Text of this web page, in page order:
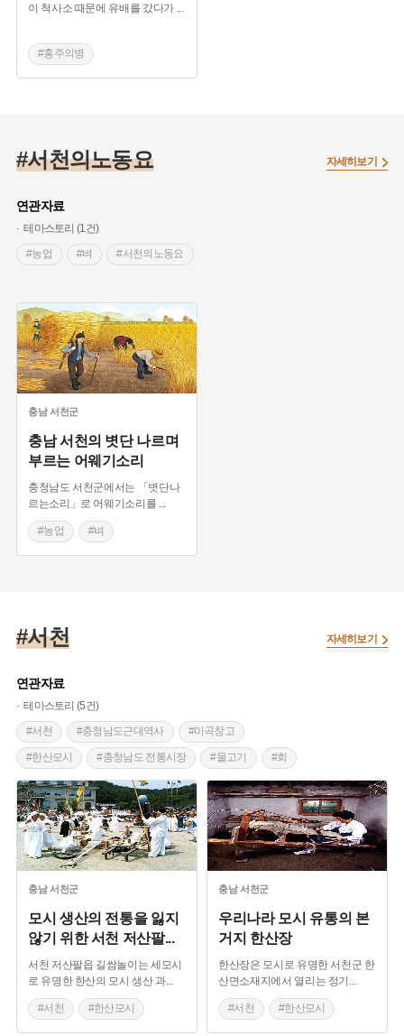
이 척사소 때문에 유배를 갔다가 ...
#홍주의병
#동학농민운동
#서천의노동요
연관자료
테마스토리 (1건)
#농업
#벼 #서천의노동요
자세히보기
충남서천군
충남 서천의 볏단 나르며
부르는 어웨기소리
충청남도 서천군에서는 「볏단나
르는소리」로 어웨기소리를 ...
#농업 #벼
#서천의노동요
#서천
연관자료
테마스토리 (5건)
#서천
#충청남도근대역사 #미곡창고
#한산모시 #충청남도 전통시장 #물고기 #회
#생선요리 #서천 향토음식 #여성민속놀이
#충청남도 민속놀이 #기우제 #세시풍속
#마을 #충청남도 #예술 #민속
자세히보기
충남서천군
모시 생산의 전통을 잃지
않기 위한 서천 저산팔...
서천 저산팔읍 길쌈놀이는 세모시
로 유명한 한산의 모시 생산 과...
#서천 #한산모시
충남서천군
우리나라 모시 유통의 본
거지 한산장
한산장은 모시로 유명한 서천군 한
산면소재지에서 열리는 정기
#서천 #한산모시